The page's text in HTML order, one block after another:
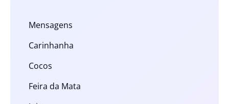
Mensagens
Carinhanha
Cocos
Feira da Mata